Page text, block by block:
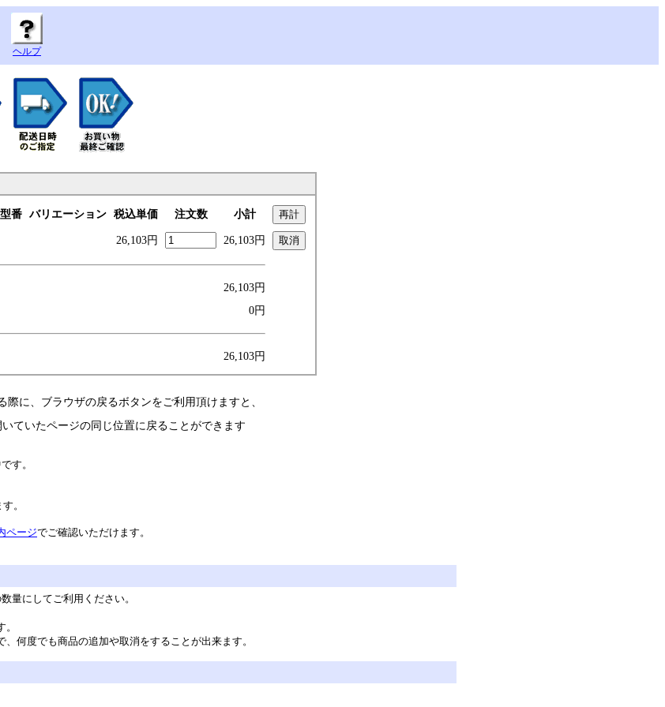
ヘルプ
型番 バリエーション 税込単価 注文数 小計
26,103円 26,103円
26,103円
0円
26,103円
際に、ブラウザの戻るボタンをご利用頂けますと、
ていたページの同じ位置に戻ることができます
す。
。
ページでご確認いただけます。
量にしてご利用ください。
何度でも商品の追加や取消をすることが出来ます。